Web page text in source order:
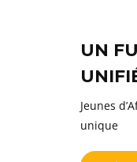
UN
Jeunes
unique